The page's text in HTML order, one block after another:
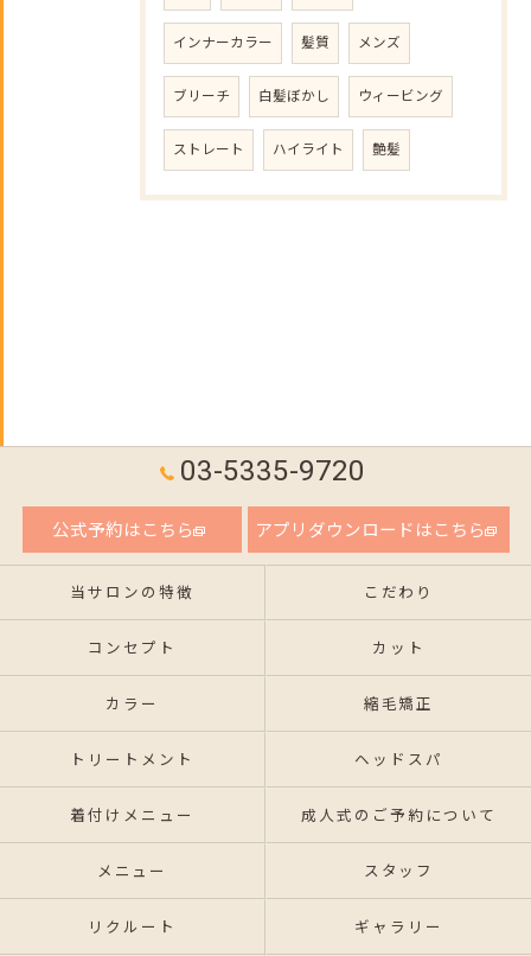
インナーカラー 髪質 メンズ
ブリーチ 白髪ぼかし ウィービング
ストレート ハイライト 艶髪
03-5335-9720
公式予約はこちら アプリダウンロードはこちら
当サロンの特徴 こだわり
コンセプト カット
カラー 縮毛矯正
トリートメント ヘッドスパ
着付けメニュー 成人式のご予約について
メニュー スタッフ
リクルート ギャラリー